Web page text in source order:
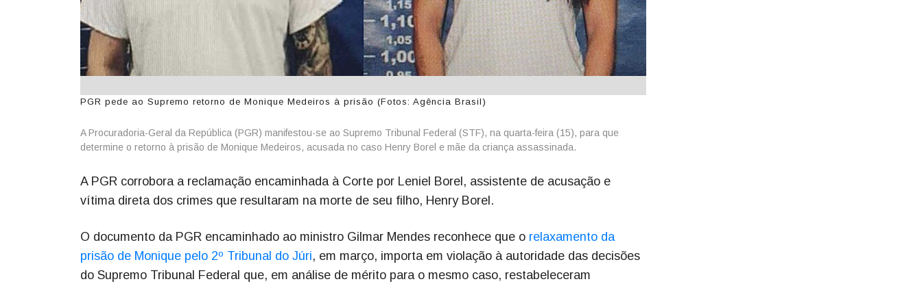
PGR pede ao Supremo retorno de Monique Medeiros à prisão (Fotos: Agência Brasil)
A Procuradoria-Geral da República (PGR) manifestou-se ao Supremo Tribunal Federal (STF), na quarta-feira (15), para que
determine o retorno à prisão de Monique Medeiros, acusada no caso Henry Borel e mãe da criança assassinada.
A PGR corrobora a reclamação encaminhada à Corte por Leniel Borel, assistente de acusação e
vítima direta dos crimes que resultaram na morte de seu filho, Henry Borel.
O documento da PGR encaminhado ao ministro Gilmar Mendes reconhece que o relaxamento da
prisão de Monique pelo 2º Tribunal do Júri, em março, importa em violação à autoridade das decisões
do Supremo Tribunal Federal que, em análise de mérito para o mesmo caso, restabeleceram